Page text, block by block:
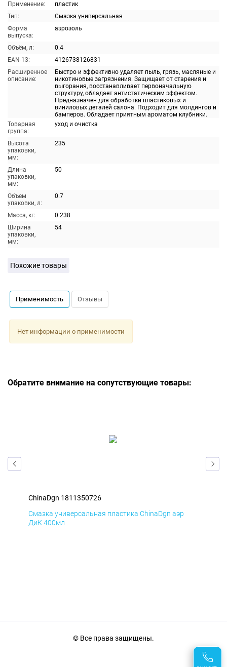
Применение:
пластик
Тип:
Смазка универсальная
Форма
выпуска:
аэрозоль
Объём, л:
0.4
EAN-13:
4126738126831
Расширенное
описание:
Быстро и эффективно удаляет пыль, грязь, масляные и
никотиновые загрязнения. Защищает от старения и
выгорания, восстанавливает первоначальную
структуру, обладает антистатическим эффектом.
Предназначен для обработки пластиковых и
виниловых деталей салона. Подходит для молдингов и
бамперов. Обладает приятным ароматом клубники.
Товарная
группа:
уход и очистка
Высота
упаковки,
мм:
235
Длина
упаковки,
мм:
50
Объем
упаковки, л:
0.7
Масса, кг:
0.238
Ширина
упаковки,
мм:
54
Похожие товары
Применимость Отзывы
Нет информации о применимости
Обратите внимание на сопутствующие товары:
ChinaDgn 1811350726
Смазка универсальная пластика ChinaDgn аэр
ДиК 400мл
© Все права защищены.